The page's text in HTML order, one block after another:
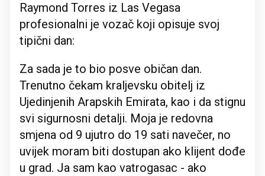
Raymond Torres iz Las Vegasa
profesionalni je vozač koji opisuje svoj
tipični dan:
Za sada je to bio posve običan dan.
Trenutno čekam kraljevsku obitelj iz
Ujedinjenih Arapskih Emirata, kao i da stignu
svi sigurnosni detalji. Moja je redovna
smjena od 9 ujutro do 19 sati navečer, no
uvijek moram biti dostupan ako klijent dođe
u grad. Ja sam kao vatrogasac - ako